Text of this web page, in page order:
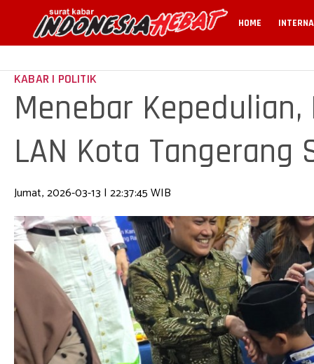
HOME
KABAR | POLITIK
Menebar
LAN Kota
dan Duafa
Jumat, 2026-03-13 | 22:37:45 WIB